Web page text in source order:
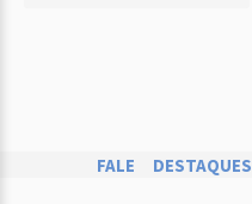
FALE DESTAQUES